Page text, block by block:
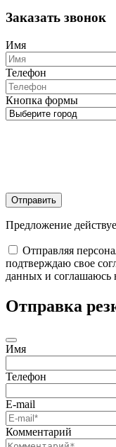
Заказать звонок
Имя
Телефон
Кнопка формы
Отправить
Предложение
Отправляя
подтверждаю свое
данных и соглашаюсь
Отправка
Имя
Телефон
E-mail
Комментарий